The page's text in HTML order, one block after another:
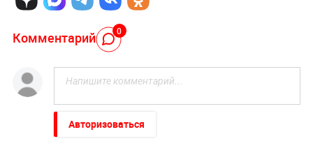
Комментарий 0
Авторизоваться